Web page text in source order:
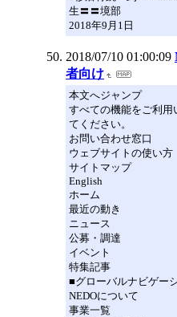
生〓〓境部
2018年9月1日
2018/07/10 01:00:09
者向け
本文へジャンプ
すべての機能をご利用
てください。
お問い合わせ窓口
ウェブサイトの使い方
サイトマップ
English
ホーム
最近の動き
ニュース
公募・調達
イベント
特集記事
■グローバルナビゲー
NEDOについて
事業一覧